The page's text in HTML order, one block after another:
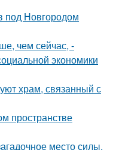
под Новгородом
чем сейчас, -
экономики
храм, связанный с
пространстве
место силы.